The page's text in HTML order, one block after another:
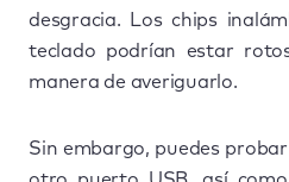
desgracia. Los chips
teclado podrían estar
manera de averiguarlo.
Sin embargo, puedes